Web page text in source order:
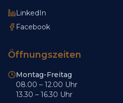
LinkedIn
Facebook
Öffnungszeiten
Montag-Freitag
08.00 – 12.00 Uhr
13.30 – 16.30 Uhr